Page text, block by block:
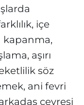
içe
kapanma,
aşırı
söz
ani fevri
çevresi